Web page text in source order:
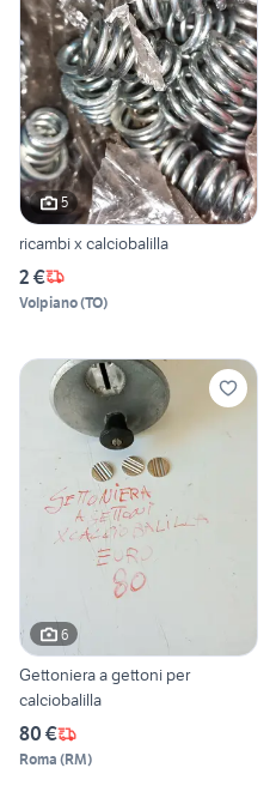
5
ricambi x calciobalilla
2 €
Volpiano(TO)
6
Gettoniera a gettoni per
calciobalilla
80 €
Roma (RM)